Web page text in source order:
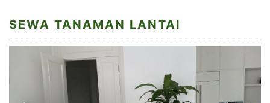
SEWA TANAMAN LANTAI